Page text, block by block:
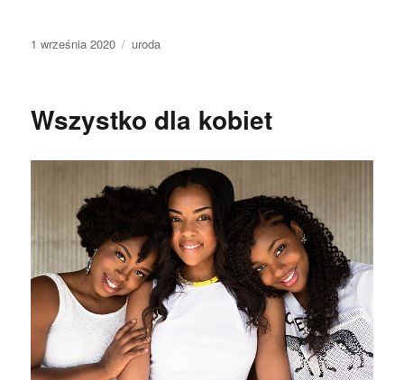
Data
1 września 2020 Kategorie
uroda
Wszystko dla kobiet